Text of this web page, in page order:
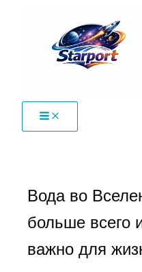
содержимому
Вода во
больше всего
важно для